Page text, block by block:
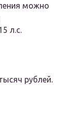
можно
л.с.
рублей.